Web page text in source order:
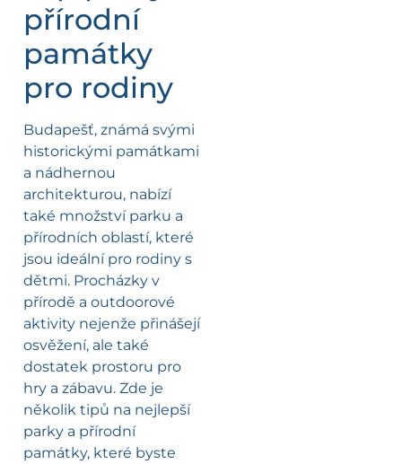
přírodní
památky
pro rodiny
Budapešť, známá svými
historickými památkami
a nádhernou
architekturou, nabízí
také množství parku a
přírodních oblastí, které
jsou ideální pro rodiny s
dětmi. Procházky v
přírodě a outdoorové
aktivity nejenže přinášejí
osvěžení, ale také
dostatek prostoru pro
hry a zábavu. Zde je
několik tipů na nejlepší
parky a přírodní
památky, které byste